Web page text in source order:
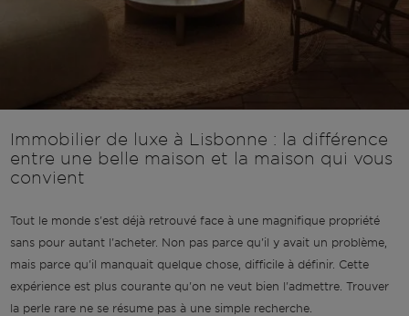
Immobilier de luxe à Lisbonne : la différence
entre une belle maison et la maison qui vous
convient
Tout le monde s'est déjà retrouvé face à une magnifique propriété
sans pour autant l'acheter. Non pas parce qu'il y avait un problème,
mais parce qu'il manquait quelque chose, difficile à définir. Cette
expérience est plus courante qu'on ne veut bien l'admettre. Trouver
la perle rare ne se résume pas à une simple recherche.